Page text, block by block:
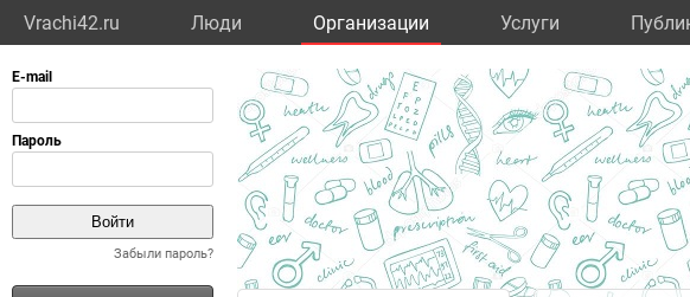
Vrachi42.ru Люди Организации Услуги
Забыли пароль?